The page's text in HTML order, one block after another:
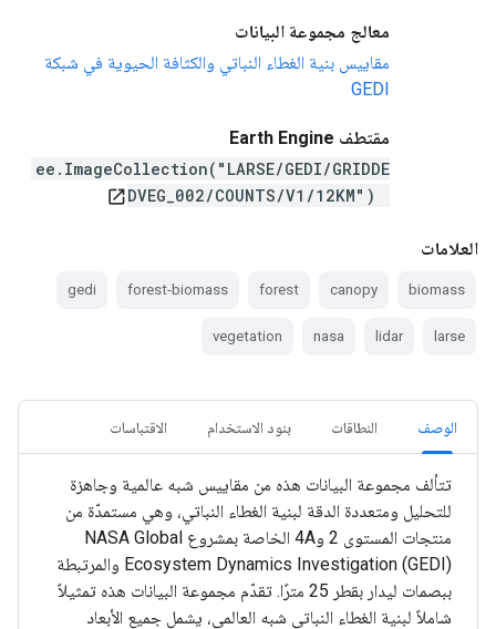
معالج مجموعة البيانات
مقاييس بنية الغطاء النباتي والكثافة الحيوية في شبكة
GEDI
مقتطف Earth Engine
ee.ImageCollection("LARSE/GEDI/GRIDDE
DVEG_002/COUNTS/V1/12KM")
open_in_new
العلامات
biomass
canopy
forest
forest-biomass
gedi
larse
lidar
nasa
vegetation
الوصف النطاقات بنود الاستخدام الاقتباسات
تتألف مجموعة البيانات هذه من مقاييس شبه عالمية وجاهزة
للتحليل ومتعددة الدقة لبنية الغطاء النباتي، وهي مستمدّة من
منتجات المستوى 2 و4A الخاصة بمشروع NASA Global
Ecosystem Dynamics Investigation (GEDI) والمرتبطة
ببصمات ليدار بقطر 25 مترًا. تقدّم مجموعة البيانات هذه تمثيلاً
شاملاً لبنية الغطاء النباتي شبه العالمي، يشمل جميع الأبعاد